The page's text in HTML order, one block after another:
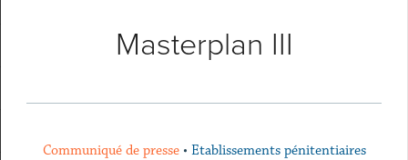
Masterplan III
Communiqué de presse • Etablissements pénitentiaires